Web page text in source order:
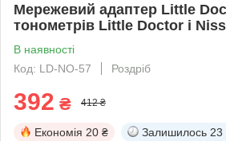
Мережевий адаптер Little
тонометрів Little Doctor і
В наявності
Код: LD-NO-57
Роздріб
392 ₴ 412 ₴
Економія 20 ₴ Залишилось 23